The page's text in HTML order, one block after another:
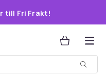
till Fri Frakt!